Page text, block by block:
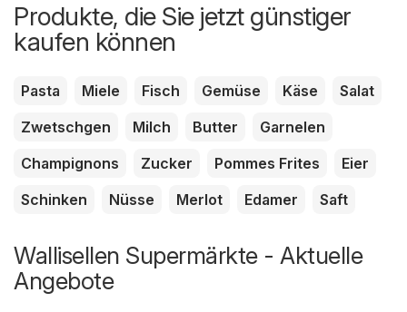
Produkte, die Sie jetzt günstiger
kaufen können
Pasta Miele Fisch Gemüse Käse
Salat
Zwetschgen
Milch Butter
Garnelen
Champignons
Zucker Pommes Frites
Eier
Schinken
Nüsse Merlot Edamer Saft
Wallisellen Supermärkte - Aktuelle
Angebote